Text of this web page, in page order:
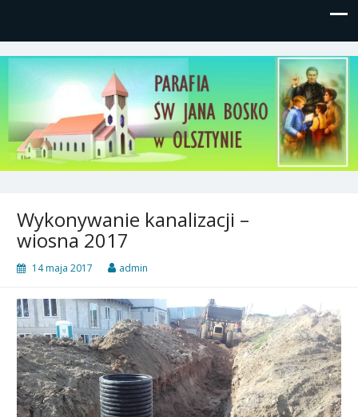
Parafia św, Jana Bosko w
Olsztynie
Gutkowo, ul. Żółkiewskiego 1
Wykonywanie kanalizacji –
wiosna 2017
14 maja 2017 admin